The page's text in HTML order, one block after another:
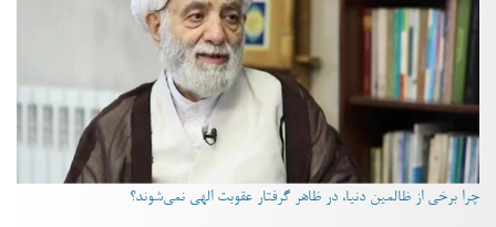
چرا برخی از ظالمین دنیا، در ظاهر گرفتار عقوبت الهی نمی‌شوند؟